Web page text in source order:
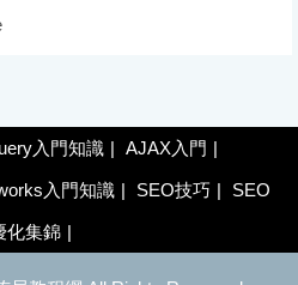
入門知識 | AJAX入門 |
入門知識 | SEO技巧 | SEO
化集錦 |